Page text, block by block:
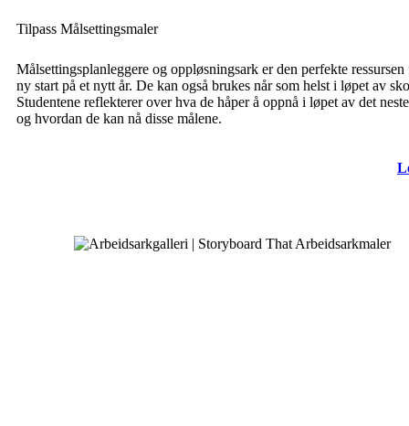
Tilpass Målsettingsmaler
Målsettingsplanleggere og oppløsningsark er den perfekte ressursen
ny start på et nytt år. De kan også brukes når som helst i løpet av
Studentene reflekterer over hva de håper å oppnå i løpet av det
og hvordan de kan nå disse målene.